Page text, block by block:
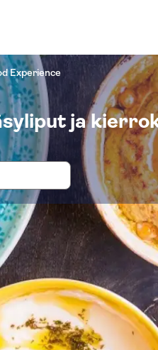
Experience
ja
ja liput
Retket